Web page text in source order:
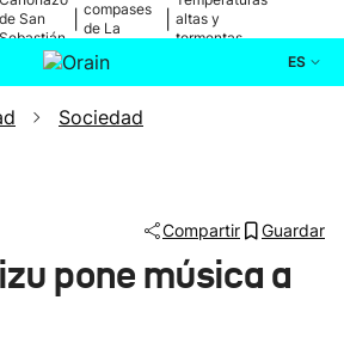
de San
Sebastián
compases
de La
altas y
tormentas
ES
Actualidad
Sociedad
Compartir Guardar
pone música a